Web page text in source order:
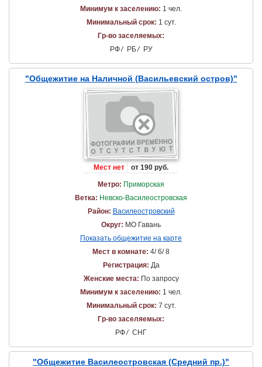
Минимум к заселению: 1 чел.
Минимальный срок: 1 сут.
Гр-во заселяемых:
РФ/ РБ/ РУ
"Общежитие на Наличной (Васильевский остров)"
Мест нет от 190 руб.
Метро: Приморская
Ветка: Невско-Василеостровская
Район: Василеостровский
Округ: МО Гавань
Показать общежитие на карте
Мест в комнате: 4/ 6/ 8
Регистрация: Да
Женские места: По запросу
Минимум к заселению: 1 чел.
Минимальный срок: 7 сут.
Гр-во заселяемых:
РФ/ СНГ
"Общежитие Василеостровская (Средний пр.)"